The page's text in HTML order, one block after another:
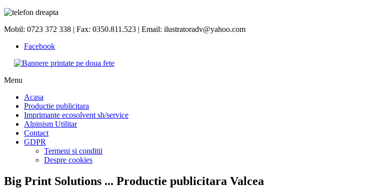
Mobil: 0723 372 338 | Fax: 0350.811.523 | Email: ilustratoradv@yahoo.com
Facebook
Menu
Acasa
Productie publicitara
Imprimante ecosolvent sh/service
Alpinism Utilitar
Contact
GDPR
Termeni si conditii
Despre cookies
Big Print Solutions ... Productie publicitara Valcea